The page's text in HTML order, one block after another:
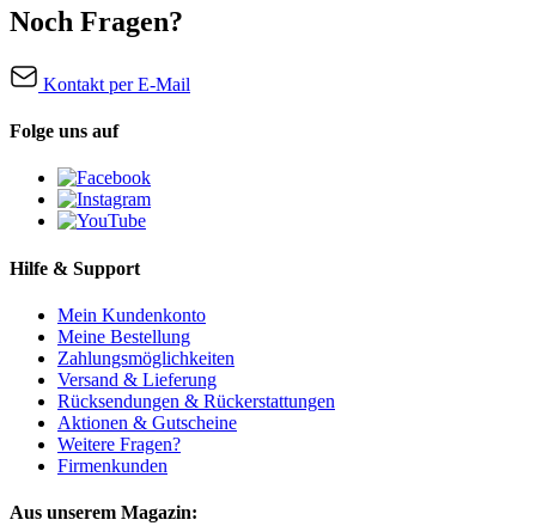
Noch Fragen?
Kontakt per E-Mail
Folge uns auf
Hilfe & Support
Mein Kundenkonto
Meine Bestellung
Zahlungsmöglichkeiten
Versand & Lieferung
Rücksendungen & Rückerstattungen
Aktionen & Gutscheine
Weitere Fragen?
Firmenkunden
Aus unserem Magazin: